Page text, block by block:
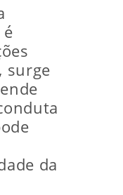
surge
da